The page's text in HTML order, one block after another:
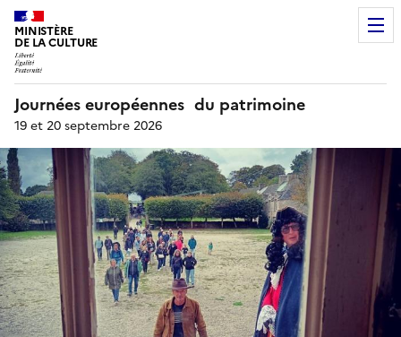
MINISTÈRE
DE LA CULTURE
Journées européennes du patrimoine
19 et 20 septembre 2026